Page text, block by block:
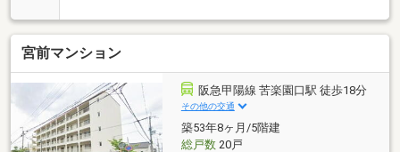
宮前マンション
阪急甲陽線 苦楽園口駅 徒歩18分
その他の交通
築53年8ヶ月/5階建
総戸数20戸